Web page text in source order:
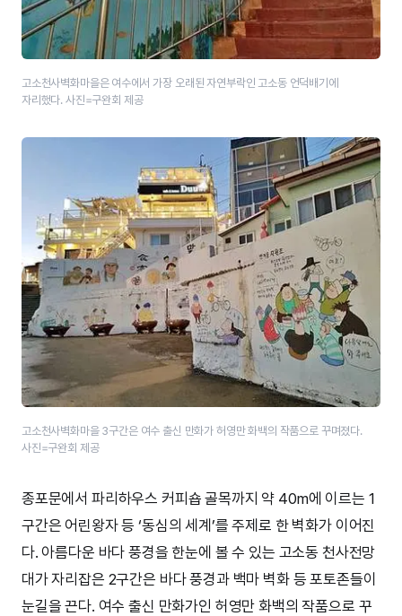
고소천사벽화마을은 여수에서 가장 오래된 자연부락인 고소동 언덕배기에
자리했다. 사진=구완회 제공
고소천사벽화마을 3구간은 여수 출신 만화가 허영만 화백의 작품으로 꾸며졌다.
사진=구완회 제공
종포문에서 파리하우스 커피숍 골목까지 약 40m에 이르는 1
구간은 어린왕자 등 ‘동심의 세계’를 주제로 한 벽화가 이어진
다. 아름다운 바다 풍경을 한눈에 볼 수 있는 고소동 천사전망
대가 자리잡은 2구간은 바다 풍경과 백마 벽화 등 포토존들이
눈길을 끈다. 여수 출신 만화가인 허영만 화백의 작품으로 꾸